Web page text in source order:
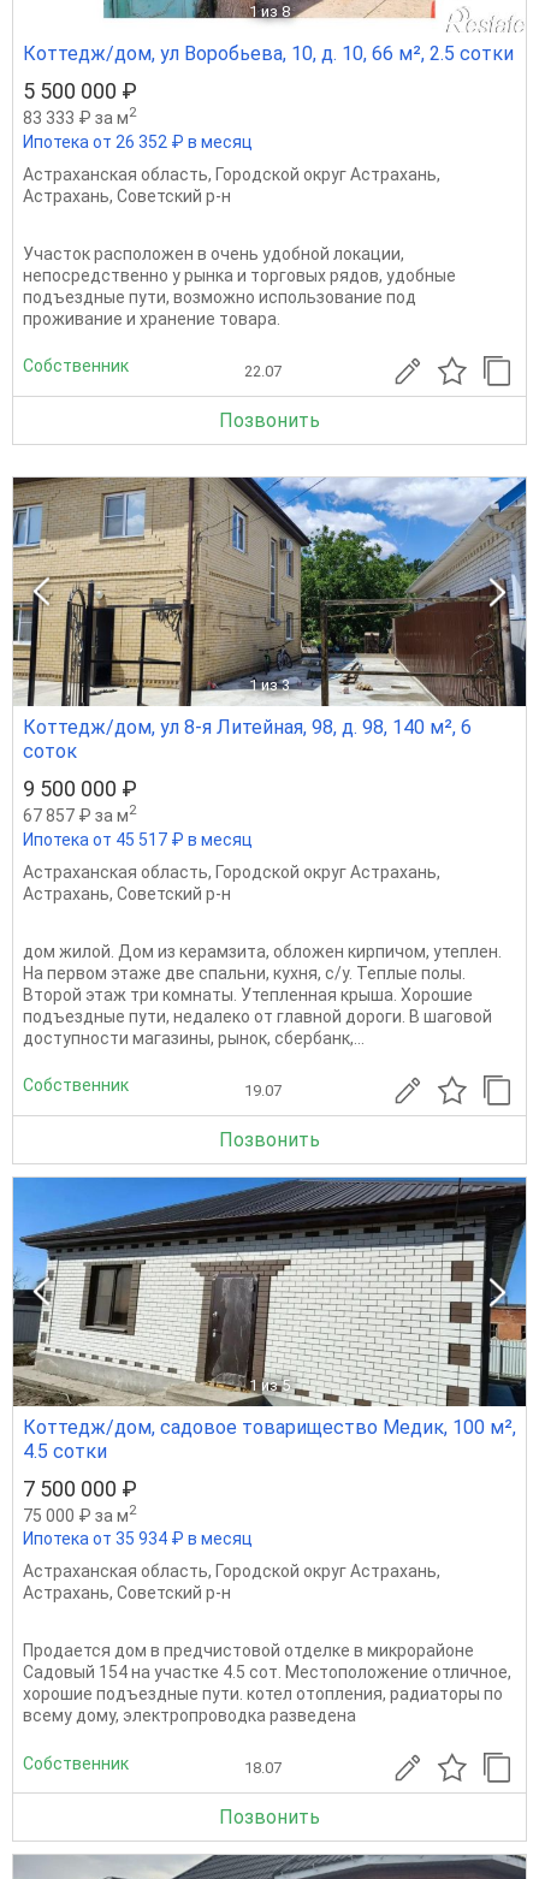
1 из 8
Коттедж/дом, ул Воробьева, 10, д. 10, 66 м², 2.5 сотки
5 500 000 ₽
83 333 ₽ за м2
Ипотека от 26 352 ₽ в месяц
Астраханская область, Городской округ Астрахань,
Астрахань, Советский р-н
Участок расположен в очень удобной локации,
непосредственно у рынка и торговых рядов, удобные
подъездные пути, возможно использование под
проживание и хранение товара.
Собственник 22.07
Позвонить
1 из 3
Коттедж/дом, ул 8-я Литейная, 98, д. 98, 140 м², 6
соток
9 500 000 ₽
67 857 ₽ за м2
Ипотека от 45 517 ₽ в месяц
Астраханская область, Городской округ Астрахань,
Астрахань, Советский р-н
дом жилой. Дом из керамзита, обложен кирпичом, утеплен.
На первом этаже две спальни, кухня, с/у. Теплые полы.
Второй этаж три комнаты. Утепленная крыша. Хорошие
подъездные пути, недалеко от главной дороги. В шаговой
доступности магазины, рынок, сбербанк,...
Собственник 19.07
Позвонить
1 из 5
Коттедж/дом, садовое товарищество Медик, 100 м²,
4.5 сотки
7 500 000 ₽
75 000 ₽ за м2
Ипотека от 35 934 ₽ в месяц
Астраханская область, Городской округ Астрахань,
Астрахань, Советский р-н
Продается дом в предчистовой отделке в микрорайоне
Садовый 154 на участке 4.5 сот. Местоположение отличное,
хорошие подъездные пути. котел отопления, радиаторы по
всему дому, электропроводка разведена
Собственник 18.07
Позвонить